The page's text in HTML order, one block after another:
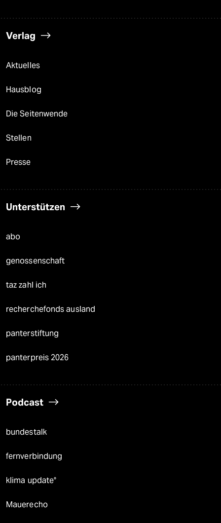
Verlag
Aktuelles
Hausblog
Die Seitenwende
Stellen
Presse
Unterstützen
abo
genossenschaft
taz zahl ich
recherchefonds ausland
panterstiftung
panterpreis 2026
Podcast
bundestalk
fernverbindung
klima update°
Mauerecho